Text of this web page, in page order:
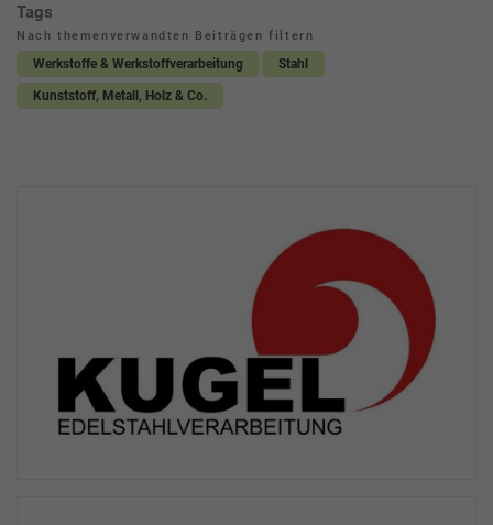
Tags
Nach themenverwandten Beiträgen filtern
Werkstoffe & Werkstoffverarbeitung Stahl
Kunststoff, Metall, Holz & Co.